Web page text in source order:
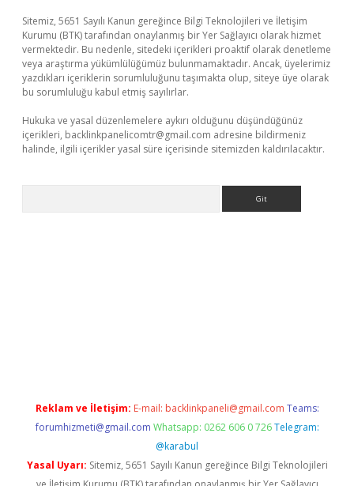
Sitemiz, 5651 Sayılı Kanun gereğince Bilgi Teknolojileri ve İletişim
Kurumu (BTK) tarafından onaylanmış bir Yer Sağlayıcı olarak hizmet
vermektedir. Bu nedenle, sitedeki içerikleri proaktif olarak denetleme
veya araştırma yükümlülüğümüz bulunmamaktadır. Ancak, üyelerimiz
yazdıkları içeriklerin sorumluluğunu taşımakta olup, siteye üye olarak
bu sorumluluğu kabul etmiş sayılırlar.
Hukuka ve yasal düzenlemelere aykırı olduğunu düşündüğünüz
içerikleri, backlinkpanelicomtr@gmail.com adresine bildirmeniz
halinde, ilgili içerikler yasal süre içerisinde sitemizden kaldırılacaktır.
Reklam ve İletişim: E-mail: backlinkpaneli@gmail.com Teams:
forumhizmeti@gmail.com Whatsapp: 0262 606 0 726 Telegram:
@karabul
Yasal Uyarı: Sitemiz, 5651 Sayılı Kanun gereğince Bilgi Teknolojileri